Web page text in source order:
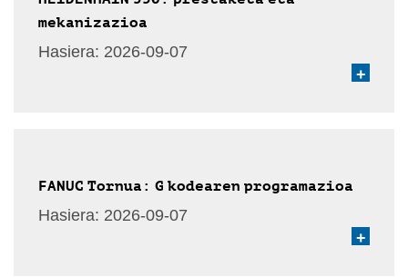
mekanizazioa
Hasiera: 2026-09-07
+
FANUC Tornua: G kodearen programazioa
Hasiera: 2026-09-07
+